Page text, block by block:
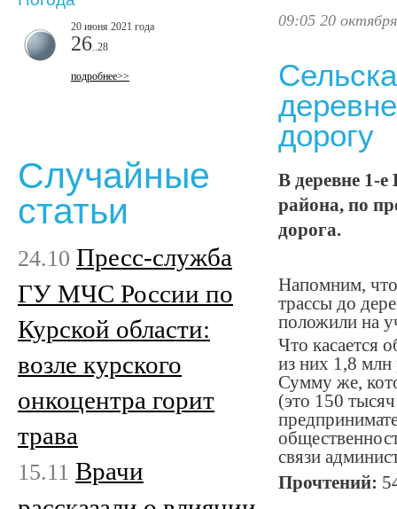
09:05 20
дорогу
В деревне 1-
района, по
дорога.
Напомним, что
трассы до
положили на
Что касается
из них 1,8 млн
Сумму же,
(это 150
связи
Прочтений:
20 июня 2021 года
26 ..28
подробнее>>
Случайные
статьи
24.10 Пресс-служба
ГУ МЧС России по
Курской области:
возле курского
онкоцентра горит
трава
15.11 Врачи